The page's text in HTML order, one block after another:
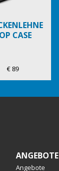
CASE
€ 89
ANGEBOTE
Angebote